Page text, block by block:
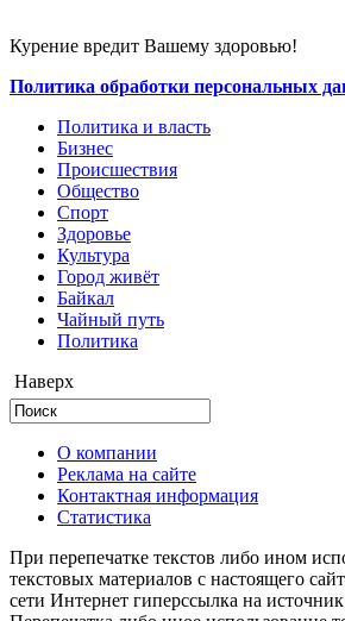
Курение вредит Вашему здоровью!
Политика обработки персональных
Политика и власть
Бизнес
Происшествия
Общество
Cпорт
Здоровье
Культура
Город живёт
Байкал
Чайный путь
Политика
Наверх
О компании
Реклама на сайте
Контактная информация
Статистика
При перепечатке текстов либо ином
текстовых материалов с настоящего
сети Интернет гиперссылка на источник